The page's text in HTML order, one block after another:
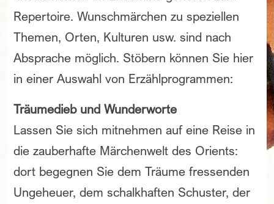
Repertoire. Wunschmärchen zu speziellen
Themen, Orten, Kulturen usw. sind nach
Absprache möglich. Stöbern können Sie hier
in einer Auswahl von Erzählprogrammen:
Träumedieb und Wunderworte
Lassen Sie sich mitnehmen auf eine Reise in
die zauberhafte Märchenwelt des Orients:
dort begegnen Sie dem Träume fressenden
Ungeheuer, dem schalkhaften Schuster, der